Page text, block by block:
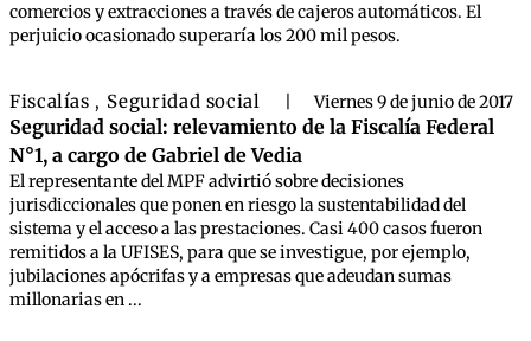
comercios y extracciones a través de cajeros automáticos. El
perjuicio ocasionado superaría los 200 mil pesos.
Fiscalías , Seguridad social Viernes 9 de junio de 2017
Seguridad social: relevamiento de la Fiscalía Federal
N°1, a cargo de Gabriel de Vedia
El representante del MPF advirtió sobre decisiones
jurisdiccionales que ponen en riesgo la sustentabilidad del
sistema y el acceso a las prestaciones. Casi 400 casos fueron
remitidos a la UFISES, para que se investigue, por ejemplo,
jubilaciones apócrifas y a empresas que adeudan sumas
millonarias en ...